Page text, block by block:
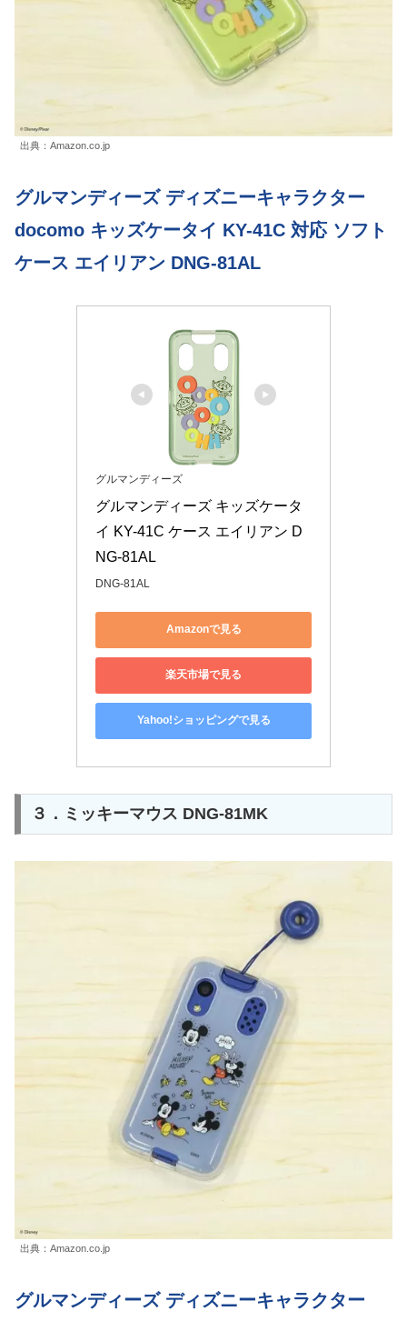
出典：Amazon.co.jp
グルマンディーズ ディズニーキャラクター
docomo キッズケータイ KY-41C 対応 ソフト
ケース エイリアン DNG-81AL
グルマンディーズ
グルマンディーズ キッズケータ
イ KY-41C ケース エイリアン D
NG-81AL
DNG-81AL
Amazonで見る
楽天市場で見る
Yahoo!ショッピングで見る
３．ミッキーマウス DNG-81MK
出典：Amazon.co.jp
グルマンディーズ ディズニーキャラクター